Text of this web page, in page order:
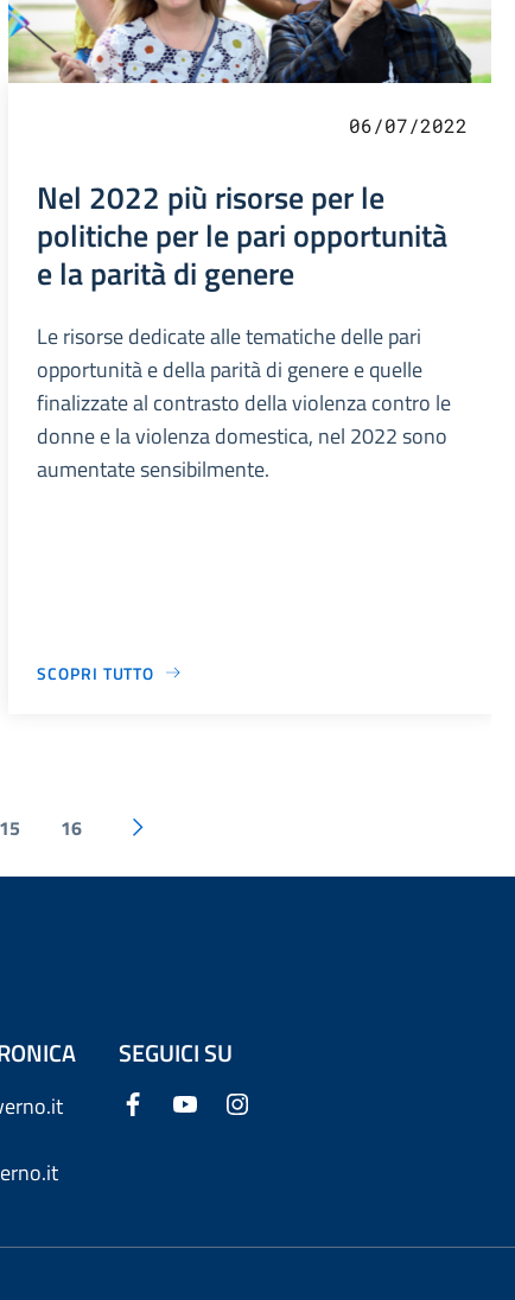
06/07/2022
Nel 2022 più risorse per le
politiche per le pari opportunità
e la parità di genere
Le risorse dedicate alle tematiche delle pari
opportunità e della parità di genere e quelle
finalizzate al contrasto della violenza contro le
donne e la violenza domestica, nel 2022 sono
aumentate sensibilmente.
SCOPRI TUTTO
15 16
SEGUICI SU